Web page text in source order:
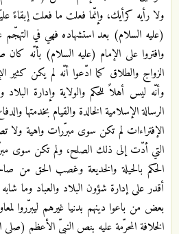
ولا رأيه كرأيك، وإنّما فعلت ما فعلت إبقاءً
(عليه السلام) بعد استشهاده فهي في
وافتروا على الإمام (عليه السلام) بأنّه
الزواج والطلاق كما ادّعوا أنّه لم يكن كثير
وأنّه ليس أهلاً للحكم والولاية وإدارة
الرسالة الإسلامية الخالدة والقيام بخدمتها
الإفتراءات لم تكن سوى مبرّرات واهية ولا
التي أدّت إلى ذلك الصلح، ولم تكن سوى
الحكم بالحيلة والخديعة وغصب الحق من
أقدر على إدارة شؤون البلاد والعباد وما
بعض من باعوا دينهم بدنيا غيرهم ليبرّروا
الخلافة المحرّمة عليه بنص النبيّ الأعظم (صلى